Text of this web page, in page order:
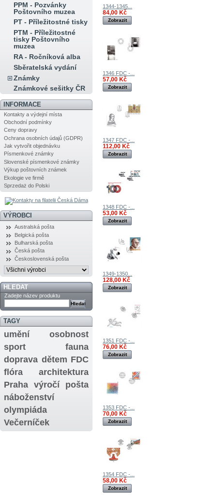
PPM - Pozvánky
Poštovního muzea
PT - Příležitostné tisky
PTM - Příležitostné
tisky Poštovního
muzea
RA - Ročníková alba
Sběratelská vydání
Známky
Známkové sešitky ČR
INFORMACE
Kontakty a výdejní místa
Obchodní podmínky
Ceny dopravy
Ochrana osobních údajů (GDPR)
Jak vytvořit objednávku
Písmenkové známky
Slovenské písmenkové známky
Výkup poštovních známek
Ekologie ve firmě
Sprzedaż do Polski
VÝROBCI
Australská pošta
Belgická pošta
Bulharská pošta
Česká pošta
Československá pošta
HLEDAT
Zadejte název produktu
TAGY
umění
osobnost
sport
fauna
doprava dětem FDC
flóra
architektura
Praha
výročí
pošta
náboženství
olympiáda
Večerníček
1344-1345...
84,00 Kč
Zobrazit
1346 FDC -...
57,00 Kč
Zobrazit
1347 FDC -...
112,00 Kč
Zobrazit
1348 FDC -...
53,00 Kč
Zobrazit
1349-1350...
128,00 Kč
Zobrazit
1351 FDC -...
76,00 Kč
Zobrazit
1353 FDC -...
70,00 Kč
Zobrazit
1354 FDC -...
58,00 Kč
Zobrazit